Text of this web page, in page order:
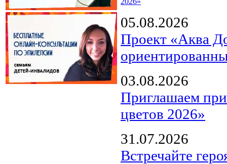
05.08.2026
Проект «Аква
03.08.2026
Приглашаем
цветов 2026»
31.07.2026
Встречайте